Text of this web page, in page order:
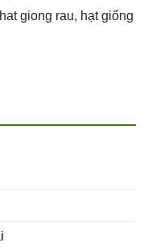
hat giong rau, hạt giống